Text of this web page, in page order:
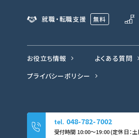
就職・転職支援 無料
お役立ち情報 よくある質問
プライバシーポリシー
048-782-7002